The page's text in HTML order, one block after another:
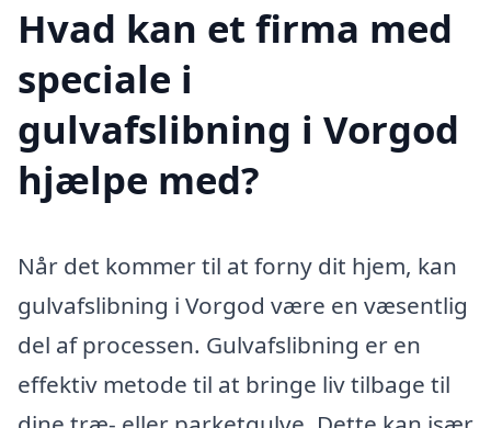
Hvad kan et firma med
speciale i
gulvafslibning i Vorgod
hjælpe med?
Når det kommer til at forny dit hjem, kan
gulvafslibning i Vorgod være en væsentlig
del af processen. Gulvafslibning er en
effektiv metode til at bringe liv tilbage til